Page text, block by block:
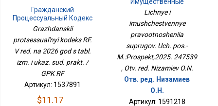
Гражданский
Процессуальный Кодекс
РФ. В Ред. На 2026 Год С
Практ. / ГПК РФ
Grazhdanskii
protsessual'nyi kodeks RF.
V red. na 2026 god s tabl.
izm. i ukaz. sud. prakt. /
GPK RF
Артикул: 1537891
$11.17
Правоотношения
Супругов. Уч. Пос.-
М.:Проспект,2025.
247539
Lichnye i
imushchestvennye
pravootnosheniia
suprugov. Uch. pos.-
M.:Prospekt,2025. 247539
, Otv. red. Nizamiev O.N.
Отв. ред. Низамиев
О.Н.
Артикул: 1591218